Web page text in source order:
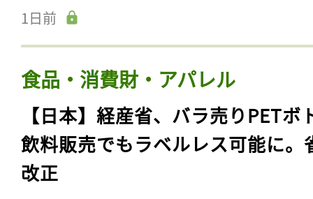
1日前
食品・消費財・アパレル
【日本】経産省、バラ売りPETボ
飲料販売でもラベルレス可能に。
改正